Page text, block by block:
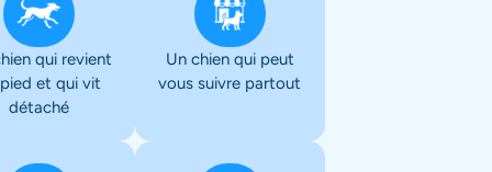
qui revient
et qui vit
détaché
Un chien qui peut
vous suivre partout